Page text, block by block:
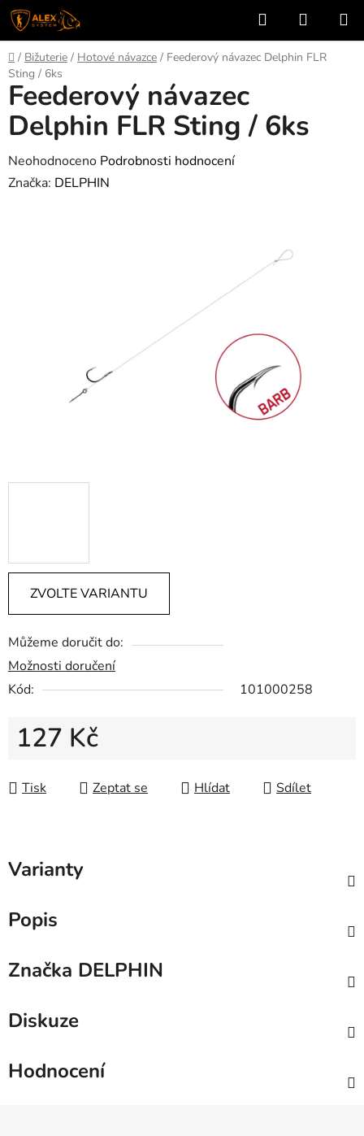
Přejít
na
obsah
Hledat
KOŠÍK
Domů
/ Bižuterie / Hotové návazce / Feederový návazec Delphin FLR
Sting / 6ks
ZVOLTE VARIANTU
Můžeme doručit do:
Možnosti doručení
Kód:
101000258
127 Kč
Tisk
Zeptat se Hlídat Sdílet
Feederový návazec
Delphin FLR Sting / 6ks
Průměrné
hodnocení
Neohodnoceno Podrobnosti hodnocení
Značka: DELPHIN
Varianty
Popis
Značka DELPHIN
Diskuze
Hodnocení